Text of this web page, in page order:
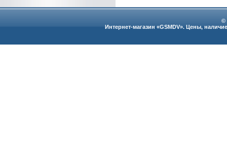
©
Интернет-магазин «GSMDV». Цены,